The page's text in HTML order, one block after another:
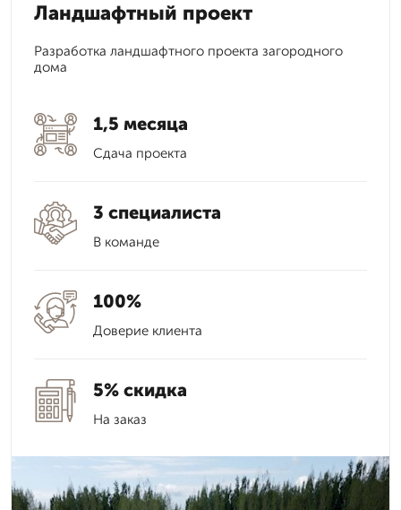
Ландшафтный проект
Разработка ландшафтного проекта загородного
дома
1,5 месяца
Сдача проекта
3 специалиста
В команде
100%
Доверие клиента
5% скидка
На заказ